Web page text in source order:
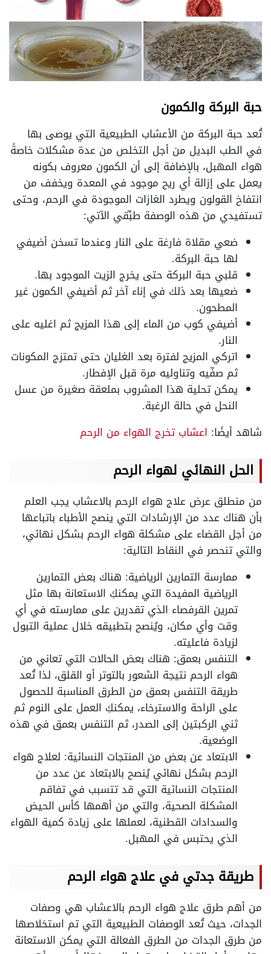
حبة البركة والكمون
تُعد حبة البركة من الأعشاب الطبيعية التي يوصى بها
في الطب البديل من أجل التخلص من عدة مشكلات خاصةً
هواء المهبل، بالإضافة إلى أن الكمون معروف بكونه
يعمل على إزالة أي ريح موجود في المعدة ويخفف من
انتفاخ القولون ويطرد الغازات الموجودة في الرحم، وحتى
تستفيدي من هذه الوصفة طبِّقي الآتي:
ضعي مقلاة فارغة على النار وعندما تسخن أضيفي
لها حبة البركة.
قلبي حبة البركة حتى يخرج الزيت الموجود بها.
ضعيها بعد ذلك في إناء آخر ثم أضيفي الكمون غير
المطحون.
أضيفي كوب من الماء إلى هذا المزيج ثم اغليه على
النار.
اتركي المزيج لفترة بعد الغليان حتى تمتزج المكونات
ثم صفّيه وتناوليه مرة قبل الإفطار.
يمكن تحلية هذا المشروب بملعقة صغيرة من عسل
النحل في حالة الرغبة.
شاهد أيضًا: اعشاب تخرج الهواء من الرحم
الحل النهائي لهواء الرحم
من منطلق عرض علاج هواء الرحم بالاعشاب يجب العلم
بأن هناك عدد من الإرشادات التي ينصح الأطباء باتباعها
من أجل القضاء على مشكلة هواء الرحم بشكل نهائي،
والتي تنحصر في النقاط التالية:
ممارسة التمارين الرياضية: هناك بعض التمارين
الرياضية المفيدة التي يمكنكِ الاستعانة بها مثل
تمرين القرفصاء الذي تقدرين على ممارسته في أي
وقت وأي مكان، ويُنصح بتطبيقه خلال عملية التبول
لزيادة فاعليته.
التنفس بعمق: هناك بعض الحالات التي تعاني من
هواء الرحم نتيجة الشعور بالتوتر أو القلق، لذا تُعد
طريقة التنفس بعمق من الطرق المناسبة للحصول
على الراحة والاسترخاء، يمكنكِ العمل على النوم ثم
ثني الركبتين إلى الصدر، ثم التنفس بعمق في هذه
الوضعية.
الابتعاد عن بعض من المنتجات النسائية: لعلاج هواء
الرحم بشكل نهائي يُنصح بالابتعاد عن عدد من
المنتجات النسائية التي قد تتسبب في تفاقم
المشكلة الصحية، والتي من أهمها كأس الحيض
والسدادات القطنية، لعملها على زيادة كمية الهواء
الذي يحتبس في المهبل.
طريقة جدتي في علاج هواء الرحم
من أهم طرق علاج هواء الرحم بالاعشاب هي وصفات
الجدات، حيث تُعد الوصفات الطبيعية التي تم استخلاصها
من طرق الجدات من الطرق الفعالة التي يمكن الاستعانة